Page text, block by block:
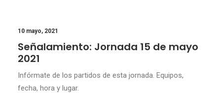
10 mayo, 2021
Señalamiento: Jornada 15 de mayo
2021
Infórmate de los partidos de esta jornada. Equipos,
fecha, hora y lugar.